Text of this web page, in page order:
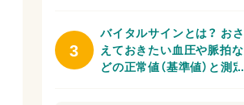
3
バイタルサインとは？ おさ
えておきたい血圧や脈拍な
どの正常値（基準値）と測定